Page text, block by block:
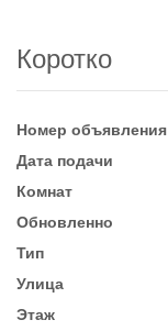
Коротко
Номер объявления
Дата подачи
Комнат
Обновленно
Тип
Улица
Этаж